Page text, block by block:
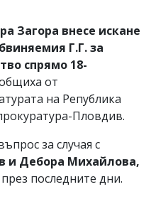
Загора внесе искане
Г.Г. за
спрямо 18-
от
на Република
Пловдив.
за случая с
и Дебора Михайлова,
последните дни.